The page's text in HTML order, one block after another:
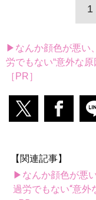
1
▶なんか顔色が悪い
労でもない“意外な原
［PR］
【関連記事】
▶なんか顔色が悪
過労でもない“意外